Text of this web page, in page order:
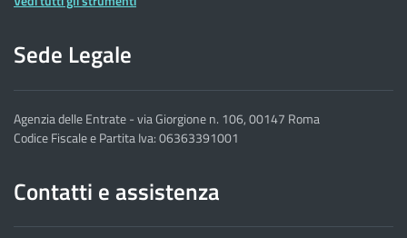
Sede Legale
Agenzia delle Entrate - via Giorgione n. 106, 00147 Roma
Codice Fiscale e Partita Iva: 06363391001
Contatti e assistenza